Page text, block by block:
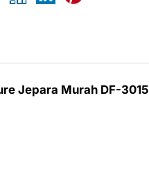
Jepara Murah DF-3015